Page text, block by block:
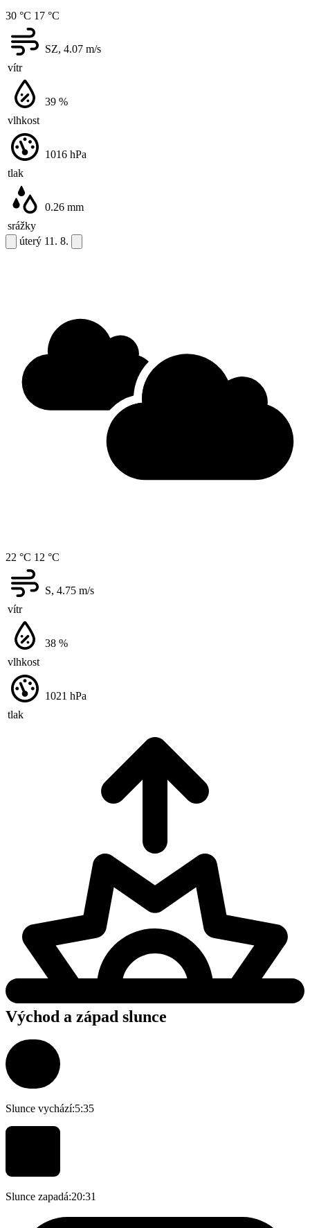
30 °C 17 °C
vítr
SZ, 4.07 m/s
vlhkost
39 %
tlak
1016 hPa
srážky
0.26 mm
úterý 11. 8.
22 °C 12 °C
vítr
S, 4.75 m/s
vlhkost
38 %
tlak
1021 hPa
Východ a západ slunce
Slunce vychází:5:35
Slunce zapadá:20:31